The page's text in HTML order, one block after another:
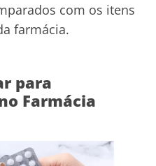
com os itens
farmácia.
para
Farmácia